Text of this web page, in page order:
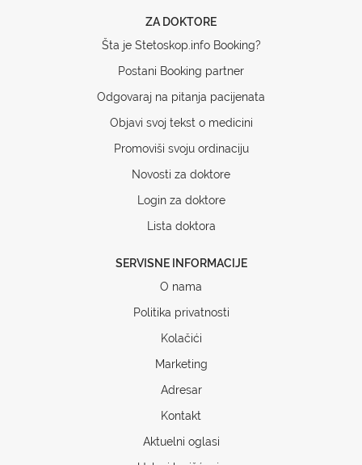
ZA DOKTORE
Šta je Stetoskop.info Booking?
Postani Booking partner
Odgovaraj na pitanja pacijenata
Objavi svoj tekst o medicini
Promoviši svoju ordinaciju
Novosti za doktore
Login za doktore
Lista doktora
SERVISNE INFORMACIJE
O nama
Politika privatnosti
Kolačići
Marketing
Adresar
Kontakt
Aktuelni oglasi